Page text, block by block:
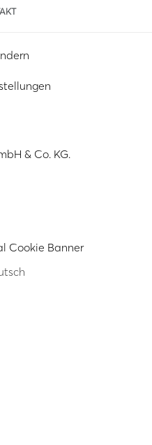
& Co. KG.
Cookie Banner